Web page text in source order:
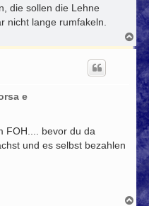
die sollen die Lehne
nicht lange rumfakeln.
N
a
h
o
b
e
n
e
FOH.... bevor du da
und es selbst bezahlen
N